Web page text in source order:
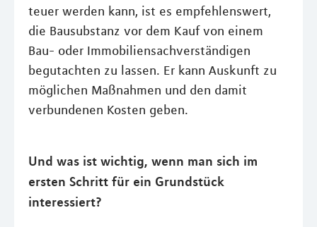
teuer werden kann, ist es empfehlenswert,
die Bausubstanz vor dem Kauf von einem
Bau- oder Immobiliensachverständigen
begutachten zu lassen. Er kann Auskunft zu
möglichen Maßnahmen und den damit
verbundenen Kosten geben.
Und was ist wichtig, wenn man sich im
ersten Schritt für ein Grundstück
interessiert?